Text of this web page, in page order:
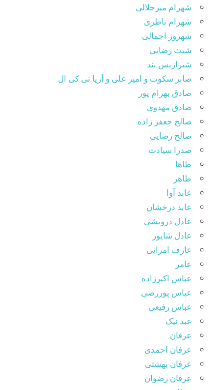
شهرام میرجلالی
شهرام ناظری
شهروز اجمالی
شیث رضایی
شیرازیس بند
صابر سکوت و امیر علی و آریا تی کی ال
صادق بهرام پور
صادق مهدوی
صالح جعفر زاده
صالح رضایی
صدرا سیادت
طاها
طاهر
عابد آوا
عابد درخشان
عادل درویشی
عادل شاپور
عارف امرایی
عامر
عباس اکبرزاده
عباس پوررضی
عباس رفیعی
عبد نیک
عرفان
عرفان احمدی
عرفان بهشتی
عرفان رضوان